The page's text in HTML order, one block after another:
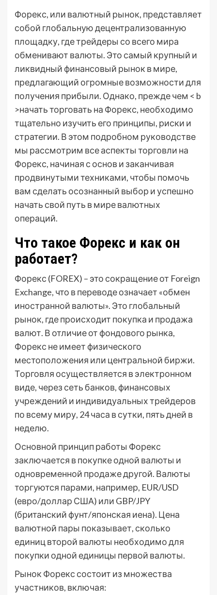
Форекс, или валютный рынок, представляет
собой глобальную децентрализованную
площадку, где трейдеры со всего мира
обменивают валюты. Это самый крупный и
ликвидный финансовый рынок в мире,
предлагающий огромные возможности для
получения прибыли. Однако, прежде чем < b
>начать торговать на Форекс, необходимо
тщательно изучить его принципы, риски и
стратегии. В этом подробном руководстве
мы рассмотрим все аспекты торговли на
Форекс, начиная с основ и заканчивая
продвинутыми техниками, чтобы помочь
вам сделать осознанный выбор и успешно
начать свой путь в мире валютных
операций.
Что такое Форекс и как он
работает?
Форекс (FOREX) – это сокращение от Foreign
Exchange, что в переводе означает «обмен
иностранной валюты». Это глобальный
рынок, где происходит покупка и продажа
валют. В отличие от фондового рынка,
Форекс не имеет физического
местоположения или центральной биржи.
Торговля осуществляется в электронном
виде, через сеть банков, финансовых
учреждений и индивидуальных трейдеров
по всему миру, 24 часа в сутки, пять дней в
неделю.
Основной принцип работы Форекс
заключается в покупке одной валюты и
одновременной продаже другой. Валюты
торгуются парами, например, EUR/USD
(евро/доллар США) или GBP/JPY
(британский фунт/японская иена). Цена
валютной пары показывает, сколько
единиц второй валюты необходимо для
покупки одной единицы первой валюты.
Рынок Форекс состоит из множества
участников, включая: